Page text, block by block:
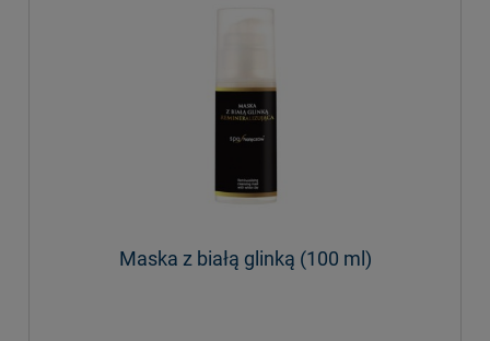
Maska z białą glinką (100 ml)